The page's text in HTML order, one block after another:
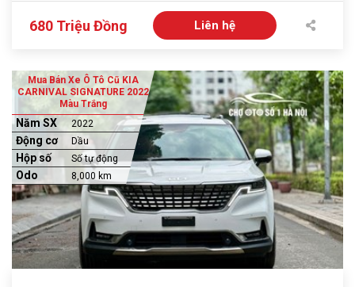
680 Triệu Đồng Liên hệ
Mua Bán Xe Ô Tô Cũ KIA
CARNIVAL SIGNATURE 2022
Màu Trắng
Năm SX 2022
Động cơ Dầu
Hộp số Số tự động
Odo 8,000 km